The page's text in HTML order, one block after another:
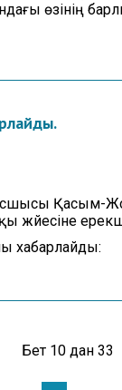
өзінің
Қасым-
жүйесіне
хабарлайды:
Бет 10 дан 33